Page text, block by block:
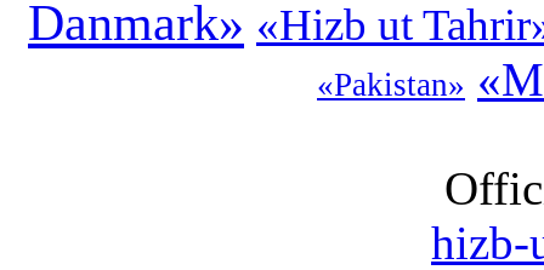
Danmark» «Hizb ut
«Pakistan»
hizb-